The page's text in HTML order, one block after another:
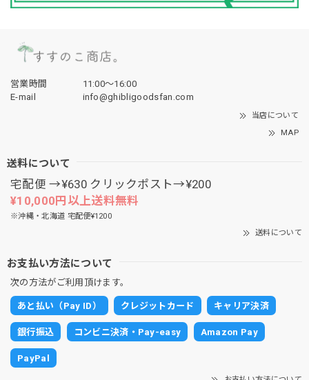
営業時間
11:00〜16:00
E-mail
info@ghibligoodsfan.com
当店について
MAP
送料について
宅配便 →¥630 クリックポスト→¥200
¥10,000円以上送料無料
※沖縄・北海道 宅配便¥1200
送料について
お支払い方法について
次の方法がご利用頂けます。
あと払い（Pay ID） クレジットカード キャリア決済
銀行振込 コンビニ決済・Pay-easy Amazon Pay
PayPal